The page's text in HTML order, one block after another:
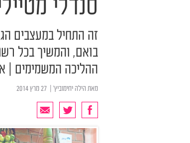
סנדלי
בואם, והמשיך בכל
ההליכה המשמימים |
מאת הילה יחימוביץ'